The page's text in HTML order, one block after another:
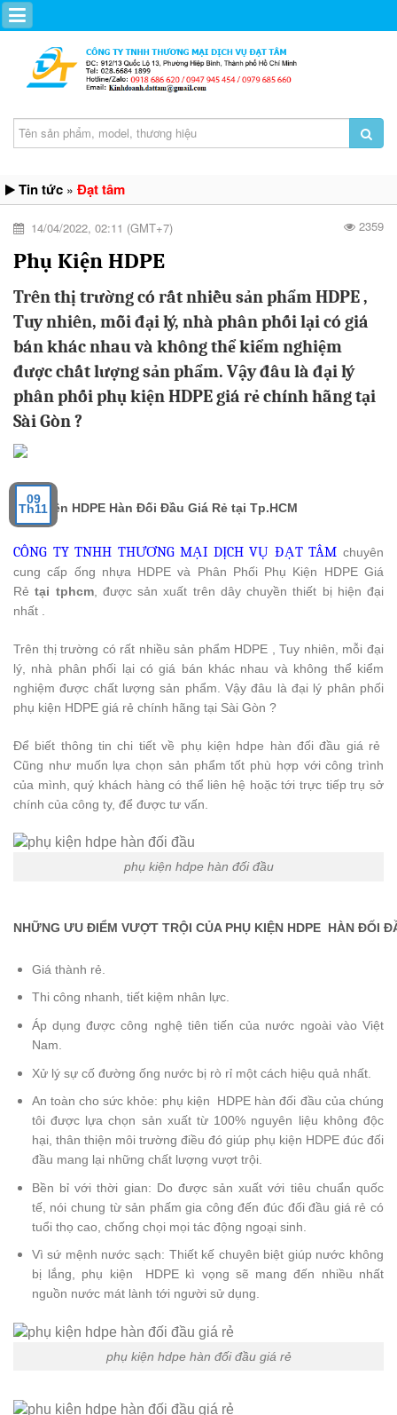
Tin tức » Đạt tâm
14/04/2022, 02:11 (GMT+7) 2359
Phụ Kiện HDPE
Trên thị trường có rất nhiều sản phẩm HDPE ,
Tuy nhiên, mỗi đại lý, nhà phân phối lại có giá
bán khác nhau và không thể kiểm nghiệm
được chất lượng sản phẩm. Vậy đâu là đại lý
phân phối phụ kiện HDPE giá rẻ chính hãng tại
Sài Gòn ?
09
Th11
Phụ Kiện HDPE Hàn Đối Đầu Giá Rẻ tại Tp.HCM
CÔNG TY TNHH THƯƠNG MẠI DỊCH VỤ ĐẠT TÂM chuyên
cung cấp ống nhựa HDPE và Phân Phối Phụ Kiện HDPE Giá
Rẻ tại tphcm, được sản xuất trên dây chuyền thiết bị hiện đại
nhất .
Trên thị trường có rất nhiều sản phẩm HDPE , Tuy nhiên, mỗi đại
lý, nhà phân phối lại có giá bán khác nhau và không thể kiểm
nghiệm được chất lượng sản phẩm. Vậy đâu là đại lý phân phối
phụ kiện HDPE giá rẻ chính hãng tại Sài Gòn ?
Để biết thông tin chi tiết về phụ kiện hdpe hàn đối đầu giá rẻ
Cũng như muốn lựa chọn sản phẩm tốt phù hợp với công trình
của mình, quý khách hàng có thể liên hệ hoặc tới trực tiếp trụ sở
chính của công ty, để được tư vấn.
phụ kiện hdpe hàn đối đầu
NHỮNG ƯU ĐIỂM VƯỢT TRỘI CỦA PHỤ KIỆN HDPE HÀN ĐỐI
Giá thành rẻ.
Thi công nhanh, tiết kiệm nhân lực.
Áp dụng được công nghệ tiên tiến của nước ngoài vào Việt
Nam.
Xử lý sự cố đường ống nước bị rò rỉ một cách hiệu quả nhất.
An toàn cho sức khỏe: phụ kiện HDPE hàn đối đầu của chúng
tôi được lựa chọn sản xuất từ 100% nguyên liệu không độc
hại, thân thiện môi trường điều đó giúp phụ kiện HDPE đúc đối
đầu mang lại những chất lượng vượt trội.
Bền bỉ với thời gian: Do được sản xuất với tiêu chuẩn quốc
tế, nói chung từ sản phấm gia công đến đúc đối đầu giá rẻ có
tuổi thọ cao, chống chọi mọi tác động ngoại sinh.
Vì sứ mệnh nước sạch: Thiết kế chuyên biệt giúp nước không
bị lắng, phụ kiện HDPE kì vọng sẽ mang đến nhiều nhất
nguồn nước mát lành tới người sử dụng.
phụ kiện hdpe hàn đối đầu giá rẻ